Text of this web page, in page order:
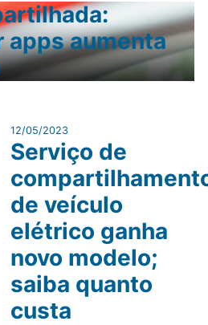
apps aumenta
12/05/2023
Serviço de
de veículo
elétrico ganha
novo modelo;
saiba quanto
custa